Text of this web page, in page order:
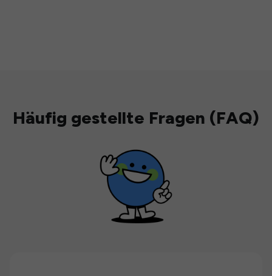
Häufig gestellte Fragen (FAQ)